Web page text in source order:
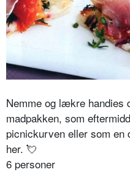
Nemme og lækre handies
madpakken, som
picnickurven eller som en
her. 💘
6 personer